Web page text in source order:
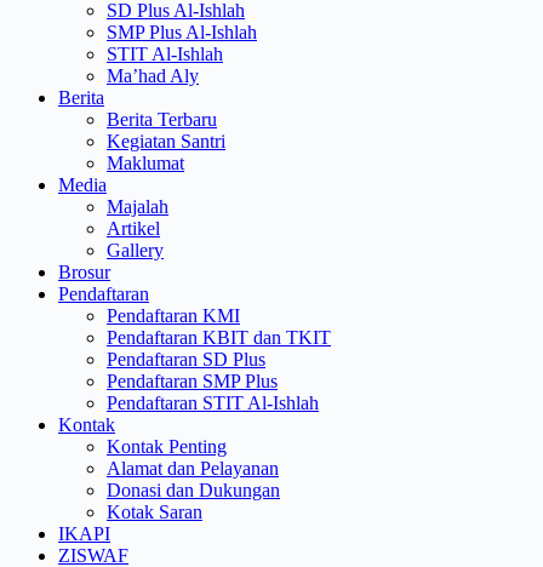
SD Plus Al-Ishlah
SMP Plus Al-Ishlah
STIT Al-Ishlah
Ma’had Aly
Berita
Berita Terbaru
Kegiatan Santri
Maklumat
Media
Majalah
Artikel
Gallery
Brosur
Pendaftaran
Pendaftaran KMI
Pendaftaran KBIT dan TKIT
Pendaftaran SD Plus
Pendaftaran SMP Plus
Pendaftaran STIT Al-Ishlah
Kontak
Kontak Penting
Alamat dan Pelayanan
Donasi dan Dukungan
Kotak Saran
IKAPI
ZISWAF